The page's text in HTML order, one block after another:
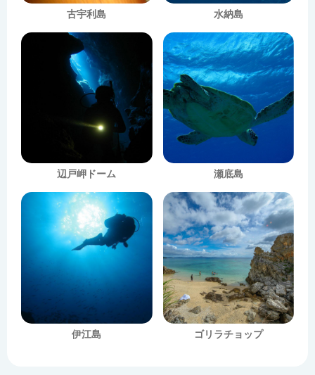
古宇利島 水納島
辺戸岬ドーム 瀬底島
伊江島 ゴリラチョップ